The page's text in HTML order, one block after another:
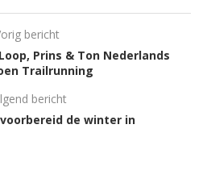
bericht
Prins & Ton Nederlands
Trailrunning
bericht
de winter in